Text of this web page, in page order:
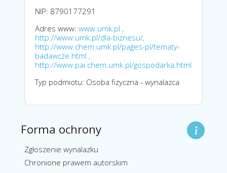
NIP: 8790177291
Adres www: www.umk.pl ,
http://www.umk.pl/dla-biznesu/,
http://www.chem.umk.pl/pages-pl/tematy-
badawcze.html ,
http://www.pai.chem.umk.pl/gospodarka.html
Typ podmiotu: Osoba fizyczna - wynalazca
Forma ochrony
Zgłoszenie wynalazku
Chronione prawem autorskim